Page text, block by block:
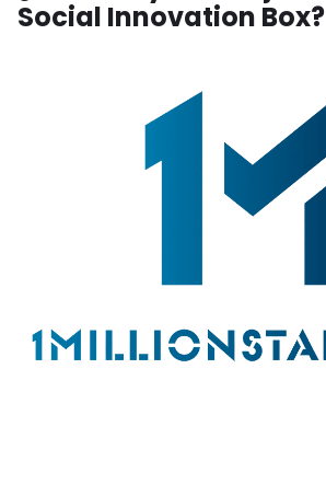
Social Innovation Box?